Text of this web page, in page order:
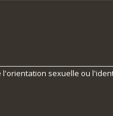
sexuelle ou